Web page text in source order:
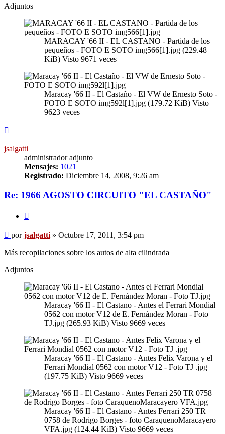
Adjuntos
MARACAY '66 II - EL CASTANO - Partida de los
pequeños - FOTO E SOTO img566[1].jpg (229.48
KiB) Visto 9671 veces
Maracay '66 II - El Castaño - El VW de Ernesto Soto -
FOTO E SOTO img592l[1].jpg (179.72 KiB) Visto
9623 veces
jsalgatti
administrador adjunto
Mensajes: 1021
Registrado: Diciembre 14, 2008, 9:26 am
Re: 1966 AGOSTO CIRCUITO "EL CASTAÑO"
Mensaje
sin
leer
porjsalgatti » Octubre 17, 2011, 3:54 pm
Más recopilaciones sobre los autos de alta cilindrada
Adjuntos
Maracay '66 II - El Castano - Antes el Ferrari Mondial
0562 con motor V12 de E. Fernández Moran - Foto
TJ.jpg (265.93 KiB) Visto 9669 veces
Maracay '66 II - El Castano - Antes Felix Varona y el
Ferrari Mondial 0562 con motor V12 - Foto TJ .jpg
(197.75 KiB) Visto 9669 veces
Maracay '66 II - El Castano - Antes Ferrari 250 TR
0758 de Rodrigo Borges - foto CaraquenoMaracayero
VFA.jpg (124.44 KiB) Visto 9669 veces